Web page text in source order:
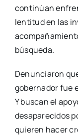
continúan
lentitud en las
búsqueda.
Denunciaron
gobernador fue
Y buscan el
desaparecidos
quieren hacer